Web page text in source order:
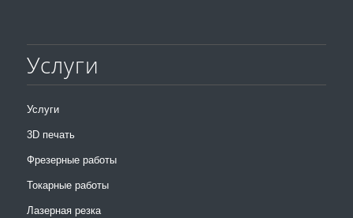
Услуги
Услуги
3D печать
Фрезерные работы
Токарные работы
Лазерная резка